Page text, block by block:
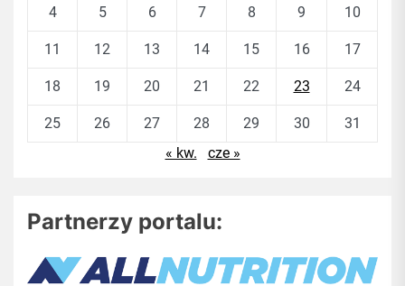
4 5 6 7 8 9 10
11 12 13 14 15 16 17
18 19 20 21 22 23 24
25 26 27 28 29 30
31
« kw.
cze »
Partnerzy portalu: